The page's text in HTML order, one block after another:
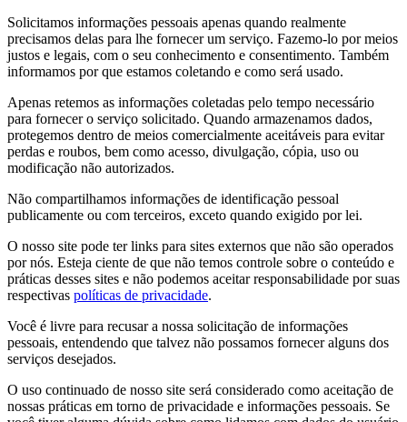
Solicitamos informações pessoais apenas quando realmente
precisamos delas para lhe fornecer um serviço. Fazemo-lo por meios
justos e legais, com o seu conhecimento e consentimento. Também
informamos por que estamos coletando e como será usado.
Apenas retemos as informações coletadas pelo tempo necessário
para fornecer o serviço solicitado. Quando armazenamos dados,
protegemos dentro de meios comercialmente aceitáveis ​​para evitar
perdas e roubos, bem como acesso, divulgação, cópia, uso ou
modificação não autorizados.
Não compartilhamos informações de identificação pessoal
publicamente ou com terceiros, exceto quando exigido por lei.
O nosso site pode ter links para sites externos que não são operados
por nós. Esteja ciente de que não temos controle sobre o conteúdo e
práticas desses sites e não podemos aceitar responsabilidade por suas
respectivas políticas de privacidade.
Você é livre para recusar a nossa solicitação de informações
pessoais, entendendo que talvez não possamos fornecer alguns dos
serviços desejados.
O uso continuado de nosso site será considerado como aceitação de
nossas práticas em torno de privacidade e informações pessoais. Se